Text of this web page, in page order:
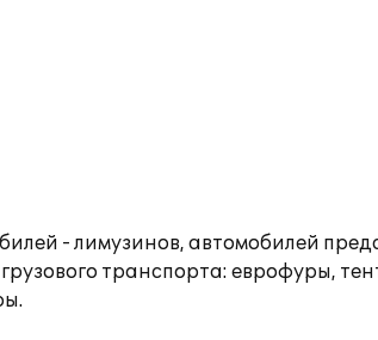
- лимузинов, автомобилей
транспорта: еврофуры,